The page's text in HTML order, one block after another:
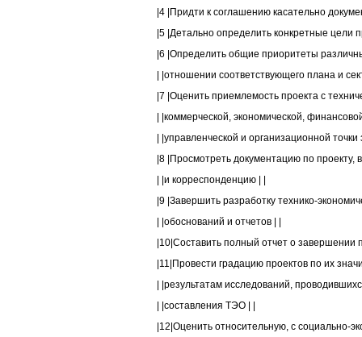
|4 |Придти к соглашению касательно
|5 |Детально определить конкретные цели
|6 |Определить общие приоритеты
| |отношении соответствующего плана и
|7 |Оценить приемлемость проекта с
| |коммерческой, экономической,
| |управленческой и организационной точки
|8 |Просмотреть документацию по проекту,
| |и корреспонденцию | |
|9 |Завершить разработку технико-
| |обоснований и отчетов | |
|10|Составить полный отчет о завершении
|11|Провести градацию проектов по их
| |результатам исследований,
| |составления ТЭО | |
|12|Оценить относительную, с социально-